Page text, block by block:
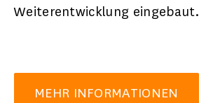
Weiterentwicklung eingebaut.
MEHR INFORMATIONEN